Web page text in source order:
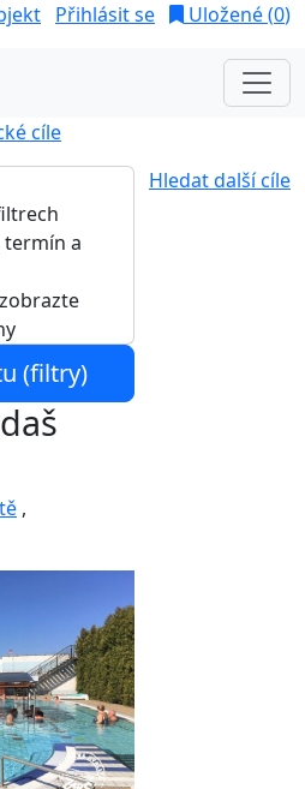
Přihlásit se Uložené (0)
cíle
Hledat další cíle
termín a
(filtry)
,